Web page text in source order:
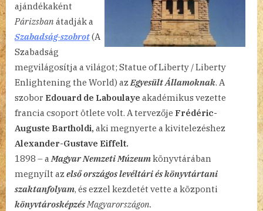
ajándékaként
Párizsban átadják a
Szabadság-szobrot(A
Szabadság
megvilágosítja a világot; Statue of Liberty / Liberty
Enlightening the World) azEgyesült Államoknak. A
szobor Edouard de Laboulaye akadémikus vezette
francia csoport ötlete volt. A tervezője Frédéric-
Auguste Bartholdi, aki megnyerte a kivitelezéshez
Alexander-Gustave Eiffelt.
1898 – aMagyar Nemzeti Múzeumkönyvtárában
megnyílt az első országos levéltári és könyvtártani
szaktanfolyam, és ezzel kezdetét vette a központi
könyvtárosképzésMagyarországon.